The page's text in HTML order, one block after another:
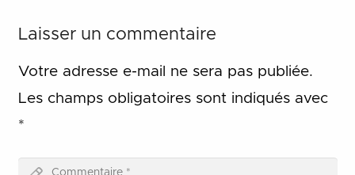
Laisser un commentaire
Votre adresse e-mail ne sera pas publiée.
Les champs obligatoires sont indiqués avec
*